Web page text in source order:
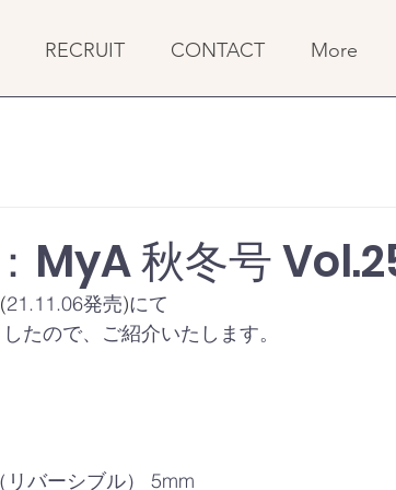
RECRUIT CONTACT More
MyA 秋冬号
21.11.06発売)にて
たので、ご紹介いたします。
バーシブル） 5mm